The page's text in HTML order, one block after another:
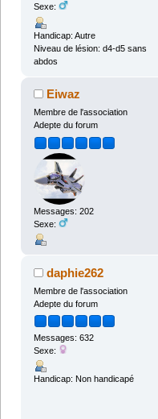
Sexe:
Handicap: Autre
Niveau de lésion: d4-d5 sans
abdos
Eiwaz
Membre de l'association
Adepte du forum
Messages: 202
Sexe:
daphie262
Membre de l'association
Adepte du forum
Messages: 632
Sexe:
Handicap: Non handicapé